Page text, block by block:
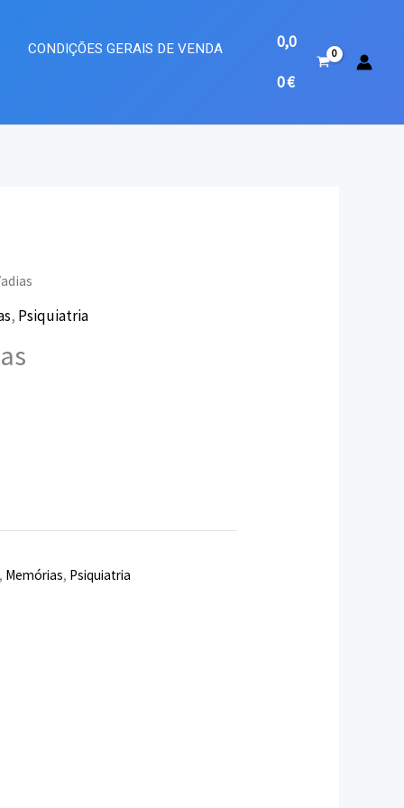
CONDIÇÕES GERAIS DE VENDA
0,0
0€
, Psiquiatria
€.
, Memórias, Psiquiatria